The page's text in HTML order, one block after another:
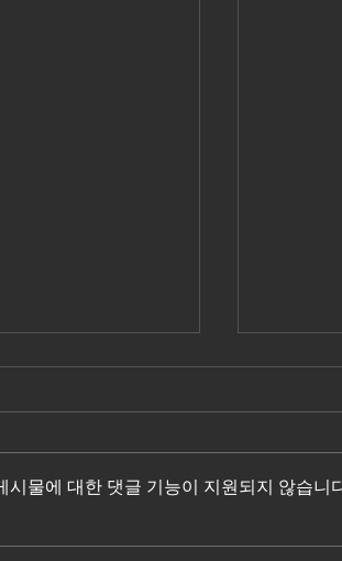
시물에 대한 댓글 기능이 지원되지 않습니